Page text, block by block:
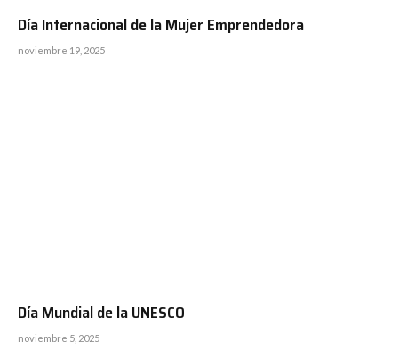
Día Internacional de la Mujer Emprendedora
noviembre 19, 2025
Día Mundial de la UNESCO
noviembre 5, 2025